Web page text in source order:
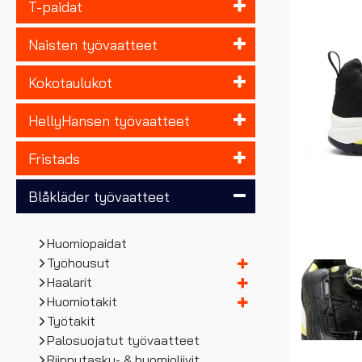
T-paidat
Naisten työvaatteet
Kokotaulukot
HellyHansen työvaatteet
Fristads
Blåkläder työvaatteet
Huomiopaidat
Työhousut
Haalarit
Huomiotakit
Työtakit
Palosuojatut työvaatteet